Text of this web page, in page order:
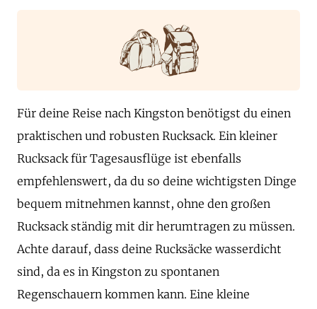
Für deine Reise nach Kingston benötigst du einen
praktischen und robusten Rucksack. Ein kleiner
Rucksack für Tagesausflüge ist ebenfalls
empfehlenswert, da du so deine wichtigsten Dinge
bequem mitnehmen kannst, ohne den großen
Rucksack ständig mit dir herumtragen zu müssen.
Achte darauf, dass deine Rucksäcke wasserdicht
sind, da es in Kingston zu spontanen
Regenschauern kommen kann. Eine kleine